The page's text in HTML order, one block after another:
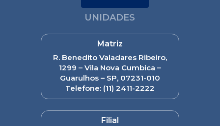
UNIDADES
Matriz
R. Benedito Valadares Ribeiro,
1299 – Vila Nova Cumbica –
Guarulhos – SP, 07231-010
Telefone: (11) 2411-2222
Filial